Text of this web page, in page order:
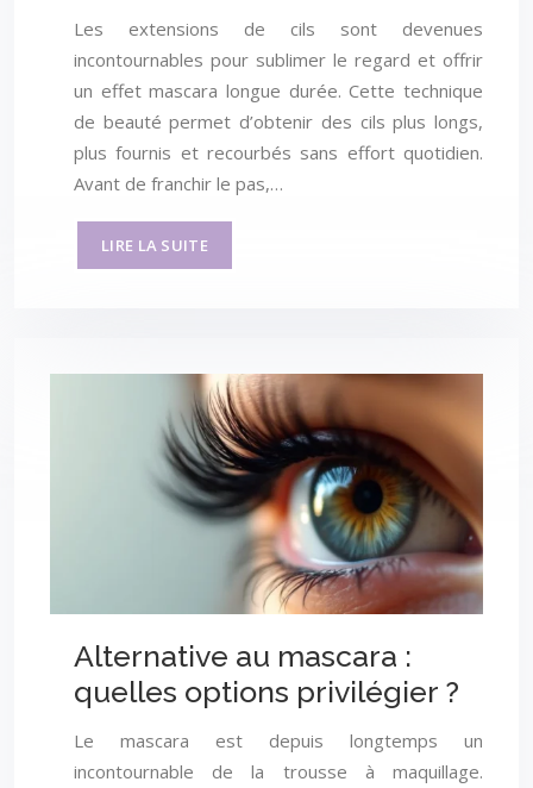
Les extensions de cils sont devenues
incontournables pour sublimer le regard et offrir
un effet mascara longue durée. Cette technique
de beauté permet d’obtenir des cils plus longs,
plus fournis et recourbés sans effort quotidien.
Avant de franchir le pas,…
LIRE LA SUITE
Alternative au mascara :
quelles options privilégier ?
Le mascara est depuis longtemps un
incontournable de la trousse à maquillage.